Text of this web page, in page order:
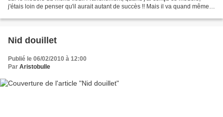
j'étais loin de penser qu'il aurait autant de succès !! Mais il va quand même
Nid douillet
Publié le 06/02/2010 à 12:00
Par Aristobulle